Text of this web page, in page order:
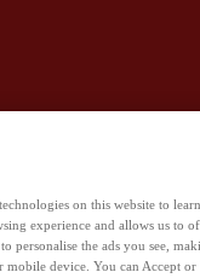
on this website to
experience and allows us to
personalise the ads you see,
device. You can Accept